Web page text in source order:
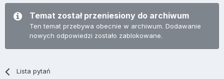
Temat został przeniesiony do archiwum
Ten temat przebywa obecnie w archiwum. Dodawanie
nowych odpowiedzi zostało zablokowane.
Lista pytań